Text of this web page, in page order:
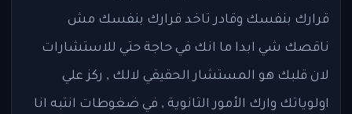
قرارك بنفسك وقادر تاخد قرارك بنفسك مش
ناقصك شي ابدا ما انك في حاجة حتي للاستشارات
لان قلبك هو المستشار الحقيقي لالك , ركز علي
اولوياتك وارك الأمور الثانوية , في ضغوطات انتبه انا